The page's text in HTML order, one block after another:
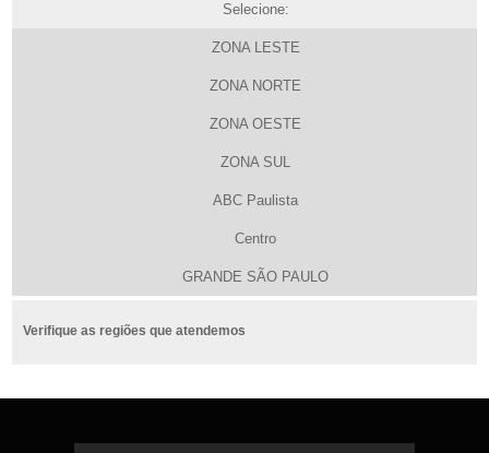
Selecione:
ZONA LESTE
ZONA NORTE
ZONA OESTE
ZONA SUL
ABC Paulista
Centro
GRANDE SÃO PAULO
Verifique as regiões que atendemos